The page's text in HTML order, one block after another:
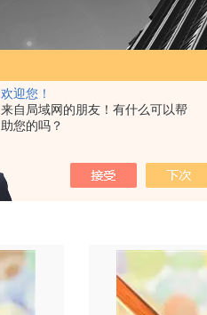
欢迎您！
来自局域网的朋友！有什么可以帮
助您的吗？